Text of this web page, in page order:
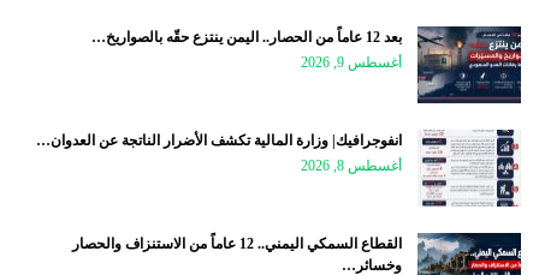
بعد 12 عاماً من الحصار.. اليمن ينتزع حقّه بالصواريخ…
أغسطس 9, 2026
انفوجرافيك| وزارة المالية تكشف الأضرار الناتجة عن العدوان…
أغسطس 8, 2026
القطاع السمكي اليمني.. 12 عاماً من الاستنزاف والحصار
وخسائر…